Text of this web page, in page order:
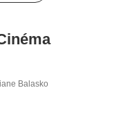
Balasko